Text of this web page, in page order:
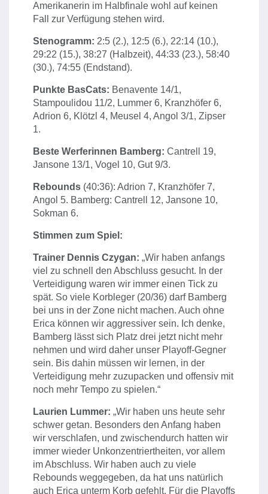
Amerikanerin im Halbfinale wohl auf keinen
Fall zur Verfügung stehen wird.
Stenogramm: 2:5 (2.), 12:5 (6.), 22:14 (10.),
29:22 (15.), 38:27 (Halbzeit), 44:33 (23.), 58:40
(30.), 74:55 (Endstand).
Punkte BasCats: Benavente 14/1,
Stampoulidou 11/2, Lummer 6, Kranzhöfer 6,
Adrion 6, Klötzl 4, Meusel 4, Angol 3/1, Zipser
1.
Beste Werferinnen Bamberg: Cantrell 19,
Jansone 13/1, Vogel 10, Gut 9/3.
Rebounds (40:36): Adrion 7, Kranzhöfer 7,
Angol 5. Bamberg: Cantrell 12, Jansone 10,
Sokman 6.
Stimmen zum Spiel:
Trainer Dennis Czygan: „Wir haben anfangs
viel zu schnell den Abschluss gesucht. In der
Verteidigung waren wir immer einen Tick zu
spät. So viele Korbleger (20/36) darf Bamberg
bei uns in der Zone nicht machen. Auch ohne
Erica können wir aggressiver sein. Ich denke,
Bamberg lässt sich Platz drei jetzt nicht mehr
nehmen und wird daher unser Playoff-Gegner
sein. Bis dahin müssen wir lernen, in der
Verteidigung mehr zuzupacken und offensiv mit
noch mehr Tempo zu spielen.“
Laurien Lummer: „Wir haben uns heute sehr
schwer getan. Besonders den Anfang haben
wir verschlafen, und zwischendurch hatten wir
immer wieder Unkonzentriertheiten, vor allem
im Abschluss. Wir haben auch zu viele
Rebounds weggegeben, da hat uns natürlich
auch Erica unterm Korb gefehlt. Für die Playoffs